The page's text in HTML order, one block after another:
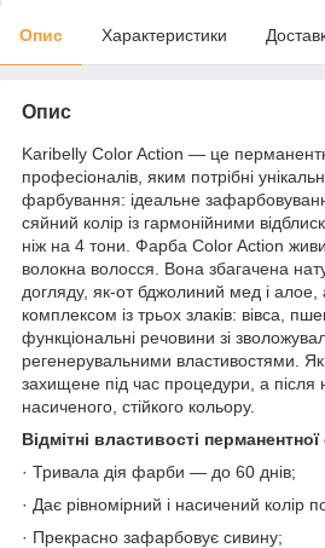
Опис Характеристики
Опис
Karibelly Color Action — це
професіоналів, яким потрібні
фарбування: ідеальне
сяйний колір із гармонійними
ніж на 4 тони. Фарба Color Action
волокна волосся. Вона збагачена
догляду, як-от бджолиний мед і
комплексом із трьох злаків: вівса,
функціональні речовини зі
регенерувальними властивостями.
захищене під час процедури, а після
насиченого, стійкого кольору.
Відмітні властивості
· Тривала дія фарби — до 60 днів;
· Дає рівномірний і насичений колір
· Прекрасно зафарбовує сивину;